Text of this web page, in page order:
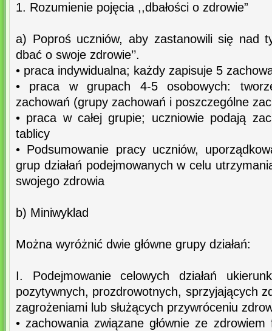
1. Rozumienie pojęcia ,,dbałości o zdrowie”
a) Poproś uczniów, aby zastanowili się nad
dbać o swoje zdrowie’’.
• praca indywidualna; każdy zapisuje 5
• praca w grupach 4-5 osobowych:
zachowań (grupy zachowań i poszczególne
• praca w całej grupie; uczniowie podają
tablicy
• Podsumowanie pracy uczniów,
grup działań podejmowanych w celu
swojego zdrowia
b) Miniwyklad
Można wyróżnić dwie główne grupy działań:
I. Podejmowanie celowych działań
pozytywnych, prozdrowotnych, sprzyjających
zagrożeniami lub służących przywróceniu
• zachowania związane głównie ze